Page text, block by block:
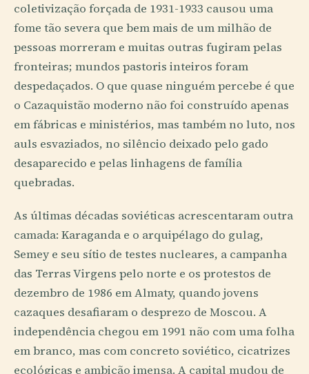
coletivização forçada de 1931-1933 causou uma
fome tão severa que bem mais de um milhão de
pessoas morreram e muitas outras fugiram pelas
fronteiras; mundos pastoris inteiros foram
despedaçados. O que quase ninguém percebe é que
o Cazaquistão moderno não foi construído apenas
em fábricas e ministérios, mas também no luto, nos
auls esvaziados, no silêncio deixado pelo gado
desaparecido e pelas linhagens de família
quebradas.
As últimas décadas soviéticas acrescentaram outra
camada: Karaganda e o arquipélago do gulag,
Semey e seu sítio de testes nucleares, a campanha
das Terras Virgens pelo norte e os protestos de
dezembro de 1986 em Almaty, quando jovens
cazaques desafiaram o desprezo de Moscou. A
independência chegou em 1991 não com uma folha
em branco, mas com concreto soviético, cicatrizes
ecológicas e ambição imensa. A capital mudou de